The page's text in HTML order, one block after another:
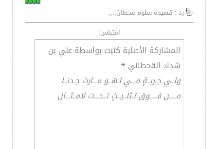
رد : قصيدة سلوم قحطان,,,,
اقتباس:
المشاركة الأصلية كتبت بواسطة علي بن
شداد القحطاني
ولــي جـربــةٍ فـــي لـهــو مـــارث جـدنــا
مـــــن فـــــوق تـثلــيــثٍ تــحـــت لامــثـــال